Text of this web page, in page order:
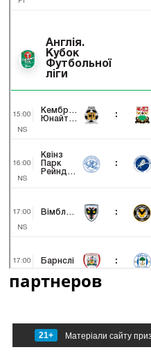
партнеров
21+ Матеріали сайту